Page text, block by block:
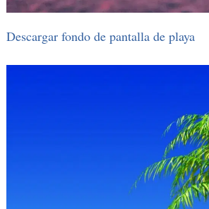
Descargar fondo de pantalla de playa